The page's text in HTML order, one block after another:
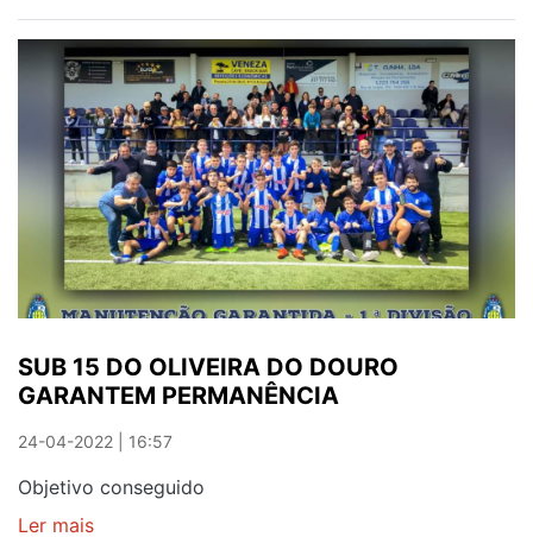
PRIMAVERA
SAIU
À
CASA
SUB 15 DO OLIVEIRA DO DOURO
GARANTEM PERMANÊNCIA
24-04-2022 | 16:57
Objetivo conseguido
Ler mais